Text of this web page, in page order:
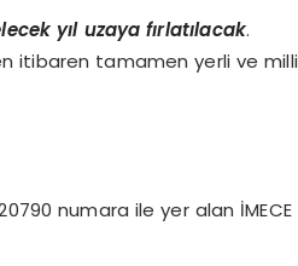
yıl uzaya fırlatılacak.
itibaren tamamen yerli ve milli
numara ile yer alan İMECE